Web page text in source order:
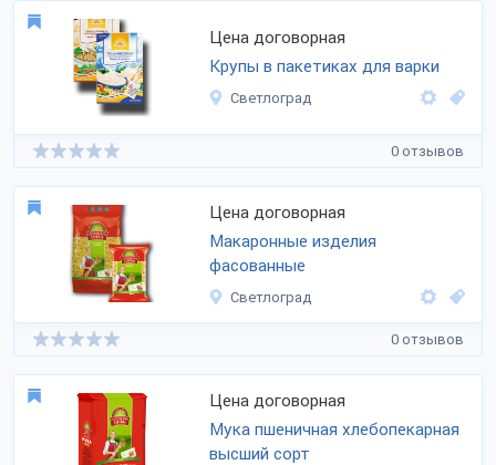
Цена договорная
Крупы в пакетиках для варки
Светлоград
0 отзывов
Цена договорная
Макаронные изделия
фасованные
Светлоград
0 отзывов
Цена договорная
Мука пшеничная хлебопекарная
высший сорт